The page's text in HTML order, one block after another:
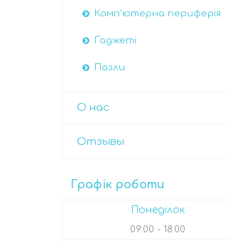
Комп'ютерна периферія
Ґаджеті
Пазли
О нас
Отзывы
Графік роботи
Понеділок
09:00 18:00